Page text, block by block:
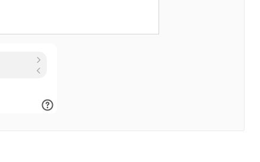
от 800 до 3000 мм позволит создавать трубопроводы
и сократить объем земляных работ при